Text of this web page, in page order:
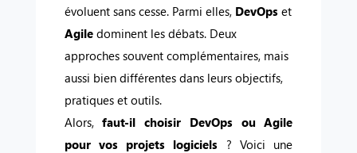
évoluent sans cesse. Parmi elles, DevOpset
Agiledominent les débats. Deux
approches souvent complémentaires, mais
aussi bien différentes dans leurs objectifs,
pratiques et outils.
Alors,faut-il choisir DevOps ou Agile
pour vos projets logiciels ? Voici une